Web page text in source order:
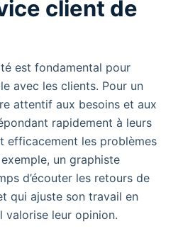
client de
est fondamental pour
avec les clients. Pour un
attentif aux besoins et aux
rapidement à leurs
efficacement les problèmes
un graphiste
d’écouter les retours de
qui ajuste son travail en
valorise leur opinion.